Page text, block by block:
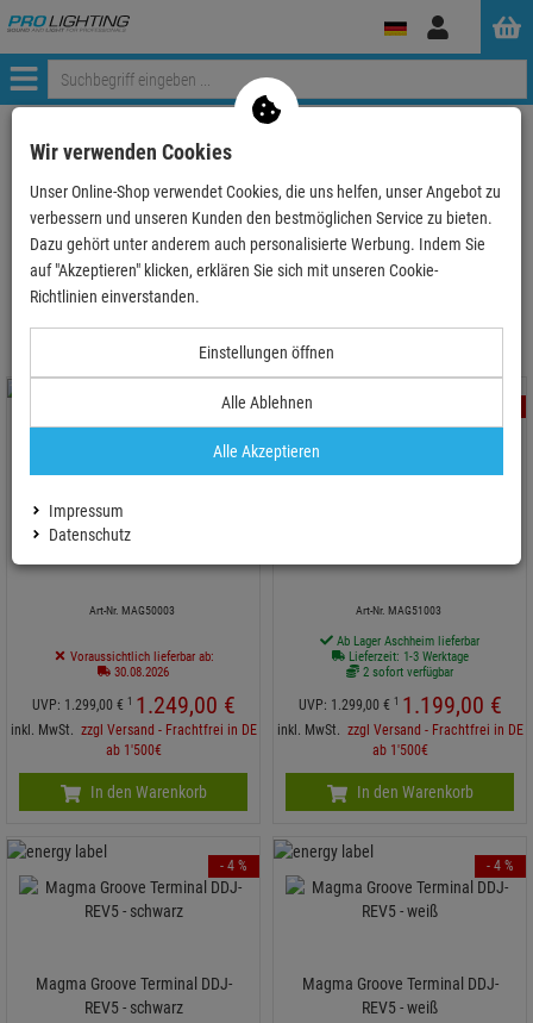
Anmelden
Menü
ProLighting Deals & Aktionen
Magma Groove Terminal
Magma Groove Terminal DDJ-
FLX10 - schwarz
Art-Nr. MAG50003
Voraussichtlich lieferbar ab:
30.08.2026
UVP: 1.299,00 € 1 1.249,00 €
inkl. MwSt. zzgl Versand - Frachtfrei in DE
ab 1'500€
- 4 %
In den Warenkorb
Art-Nr. MAG51003
Ab Lager Aschheim lieferbar
Lieferzeit: 1-3 Werktage
2 sofort verfügbar
UVP: 1.299,00 € 1 1.199,00 €
inkl. MwSt. zzgl Versand - Frachtfrei in DE
ab 1'500€
In den Warenkorb
Magma Groove Terminal DDJ-
REV5 - schwarz
- 4 %
Magma Groove Terminal DDJ-
REV5 - weiß
- 4 %
Wir verwenden Cookies
Unser Online-Shop verwendet Cookies, die uns helfen, unser Angebot zu
verbessern und unseren Kunden den bestmöglichen Service zu bieten.
Dazu gehört unter anderem auch personalisierte Werbung. Indem Sie
auf "Akzeptieren" klicken, erklären Sie sich mit unseren Cookie-
Richtlinien einverstanden.
Einstellungen öffnen
Alle Ablehnen
Alle Akzeptieren
Impressum
Datenschutz